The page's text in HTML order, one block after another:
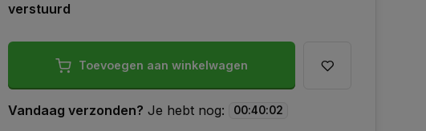
verstuurd
Toevoegen aan winkelwagen
Vandaag verzonden? Je hebt nog: 00:40:01